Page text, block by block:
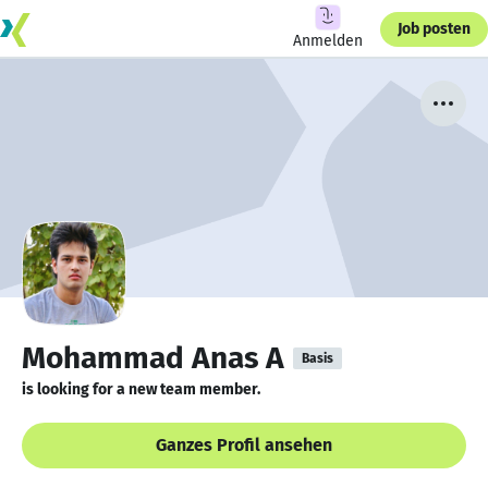
Anmelden
Job posten
Mohammad Anas A Basis
is looking for a new team member.
Ganzes Profil ansehen